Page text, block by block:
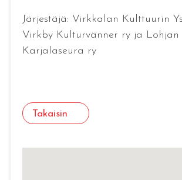
Järjestäjä: Virkkalan Kulttuurin
Virkby Kulturvänner ry ja Lohjan
Karjalaseura ry
Takaisin